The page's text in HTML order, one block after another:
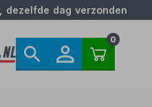
dezelfde dag verzonden
0